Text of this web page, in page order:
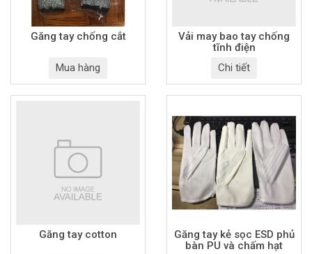
Găng tay chống cắt
Mua hàng
Vải may bao tay chống
tĩnh điện
Chi tiết
Găng tay cotton
Găng tay kẻ sọc ESD phủ
bàn PU và chấm hạt